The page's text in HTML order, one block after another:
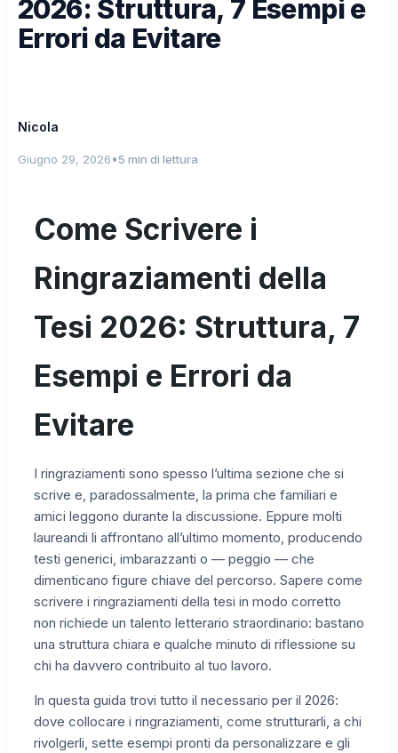
2026: Struttura, 7 Esempi e
Errori da Evitare
Nicola
Giugno 29, 2026•5 min di lettura
Come Scrivere i
Ringraziamenti della
Tesi 2026: Struttura, 7
Esempi e Errori da
Evitare
I ringraziamenti sono spesso l’ultima sezione che si
scrive e, paradossalmente, la prima che familiari e
amici leggono durante la discussione. Eppure molti
laureandi li affrontano all’ultimo momento, producendo
testi generici, imbarazzanti o — peggio — che
dimenticano figure chiave del percorso. Sapere come
scrivere i ringraziamenti della tesi in modo corretto
non richiede un talento letterario straordinario: bastano
una struttura chiara e qualche minuto di riflessione su
chi ha davvero contribuito al tuo lavoro.
In questa guida trovi tutto il necessario per il 2026:
dove collocare i ringraziamenti, come strutturarli, a chi
rivolgerli, sette esempi pronti da personalizzare e gli